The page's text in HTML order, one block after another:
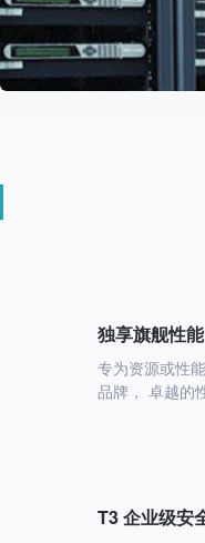
独享旗舰性能
专为资源或性
品牌， 卓越的
T3 企业级安